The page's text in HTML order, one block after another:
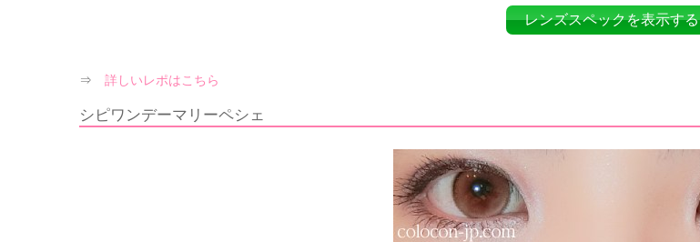
レンズスペックを表示する
⇒ 詳しいレポはこちら
シピワンデーマリーペシェ